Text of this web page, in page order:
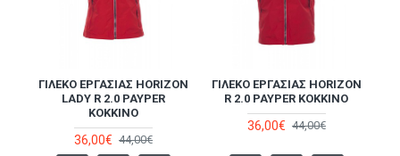
ΓΙΛΈΚΟ ΕΡΓΑΣΊΑΣ HORIZON
LADY R 2.0 PAYPER
ΚΌΚΚΙΝΟ
36,00€ 44,00€
ΓΙΛΈΚΟ ΕΡΓΑΣΊΑΣ HORIZON
R 2.0 PAYPER ΚΌΚΚΙΝΟ
36,00€ 44,00€